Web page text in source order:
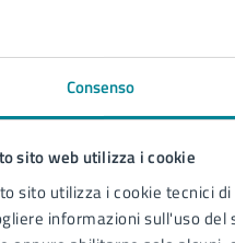
Consenso
sito web utilizza i cookie
sito utilizza i cookie tecnici
informazioni sull'uso